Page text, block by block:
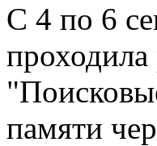
С 4 по 6
памяти